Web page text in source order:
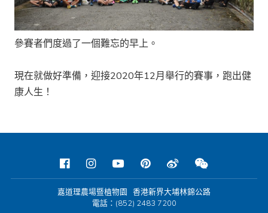
參賽者們度過了一個難忘的早上。
現在就做好準備，迎接2020年12月舉行的賽事，跑出健
康人生！
嘉道理農場暨植物園 香港新界大埔林錦公路
電話：(852) 2483 7200